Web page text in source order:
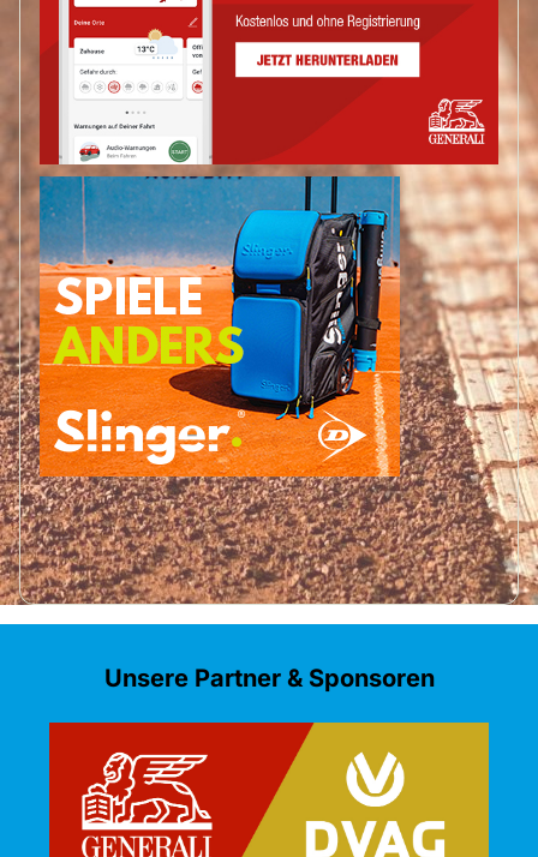
Unsere Partner & Sponsoren